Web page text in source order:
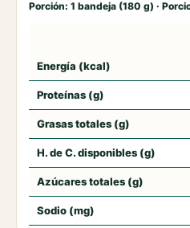
Porción: 1 bandeja (180 g) ·
Energía (kcal)
Proteínas (g)
Grasas totales (g)
H. de C. disponibles (g)
Azúcares totales (g)
Sodio (mg)